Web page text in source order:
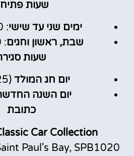
שעות
ימים שני עד שישי: 9:00 – 17:00
שבת, ראשון וחגים: 9:00 – 14:00
שעות
יום חג המולד (25 בדצמבר)
יום השנה
כתובת
Car Collection